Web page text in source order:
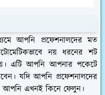
আপনি প্রফেশনালদের মত
নয় ধরনের শট
এটি আপনি আপনার পকেটে
যদি আপনি প্রফেশনালদের
আপনি এখনই কিনে ফেলুন।